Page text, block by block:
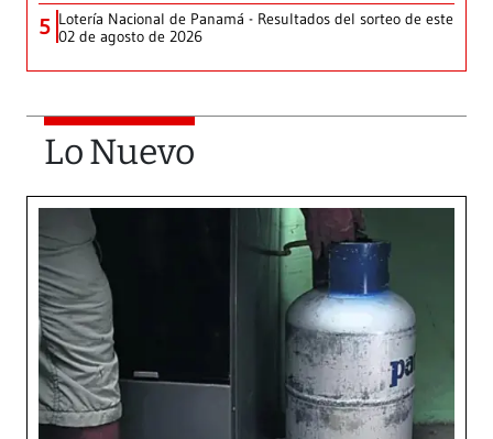
5 Lotería Nacional de Panamá - Resultados del sorteo de este
02 de agosto de 2026
Lo Nuevo